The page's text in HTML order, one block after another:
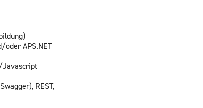
oder APS.​NET
Ja­va­script
REST,